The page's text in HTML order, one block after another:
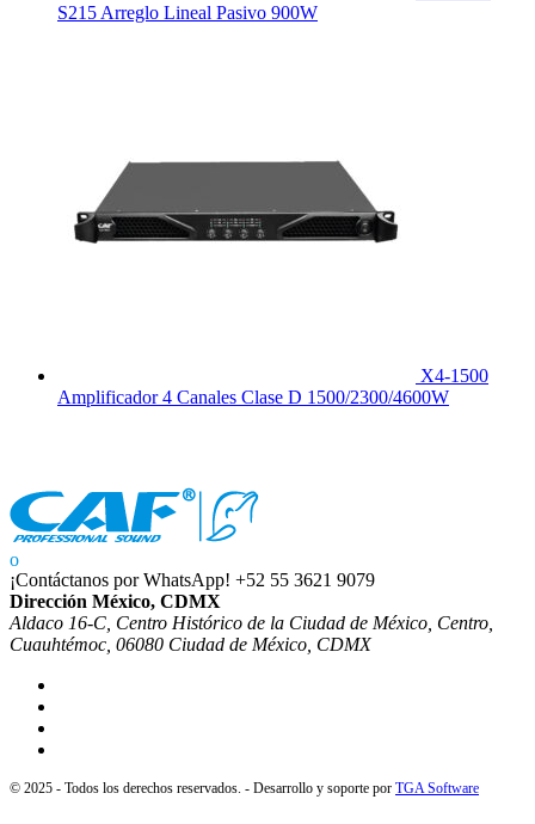
S215 Arreglo Lineal Pasivo 900W
X4-1500
Amplificador 4 Canales Clase D 1500/2300/4600W
¡Contáctanos por WhatsApp! +52 55 3621 9079
Dirección México, CDMX
Aldaco 16-C, Centro Histórico de la Ciudad de México, Centro,
Cuauhtémoc, 06080 Ciudad de México, CDMX
© 2025 - Todos los derechos reservados. - Desarrollo y soporte por TGA Software